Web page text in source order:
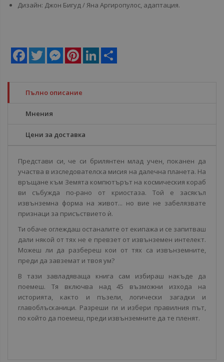
Дизайн: Джон Бигуд / Яна Аргиропулос, адаптация.
Facebook
Twitter MessengerPinterestLinkedIn
Пълно описание
Мнения
Цени за доставка
Представи си, че си брилянтен млад учен, поканен да
участва в изследователска мисия на далечна планета. На
връщане към Земята компютърът на космическия кораб
ви събужда по-рано от криостаза. Той е засякъл
извънземна форма на живот... но вие не забелязвате
признаци за присъствието ѝ.
Ти обаче оглеждаш останалите от екипажа и се запитваш
дали някой от тях не е превзет от извънземен интелект.
Можеш ли да разбереш кои от тях са извънземните,
преди да завземат и твоя ум?
В тази завладяваща книга сам избираш накъде да
поемеш. Тя включва над 45 възможни изхода на
историята, както и пъзели, логически загадки и
главоблъсканици. Разреши ги и избери правилния път,
по който да поемеш, преди извънземните да те пленят.